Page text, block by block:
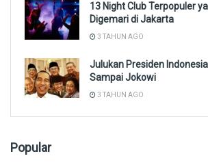
13 Night Club Terpopuler
Digemari di Jakarta
3 TAHUN AGO
Julukan Presiden
Sampai Jokowi
3 TAHUN AGO
Popular